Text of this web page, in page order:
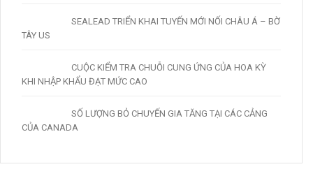
SEALEAD TRIỂN KHAI TUYẾN MỚI NỐI CHÂU Á – BỜ
TÂY US
CUỘC KIỂM TRA CHUỖI CUNG ỨNG CỦA HOA KỲ
KHI NHẬP KHẨU ĐẠT MỨC CAO
SỐ LƯỢNG BỎ CHUYẾN GIA TĂNG TẠI CÁC CẢNG
CỦA CANADA